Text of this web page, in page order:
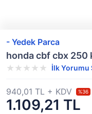
- Yedek Parca
honda cbf cbx 250
İlk Yorumu
1.109,21 TL
940,01 TL + KDV %36